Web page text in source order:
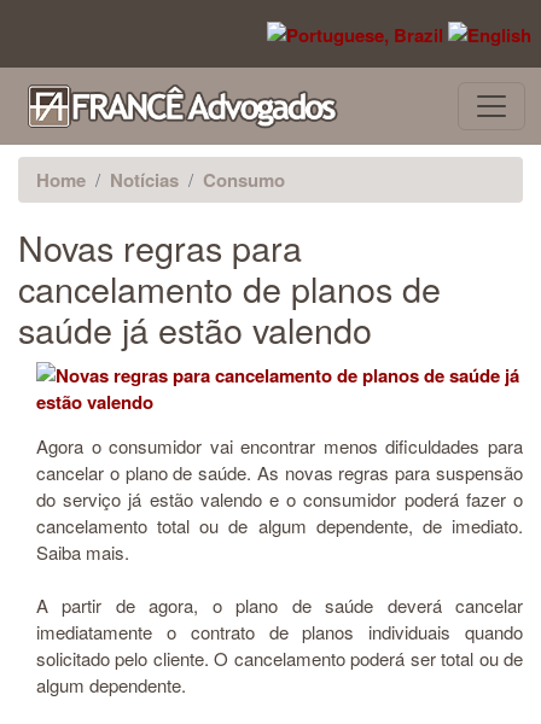
Home Notícias Consumo
Novas regras para
cancelamento de planos de
saúde já estão valendo
Agora o consumidor vai encontrar menos dificuldades para
cancelar o plano de saúde. As novas regras para suspensão
do serviço já estão valendo e o consumidor poderá fazer o
cancelamento total ou de algum dependente, de imediato.
Saiba mais.
A partir de agora, o plano de saúde deverá cancelar
imediatamente o contrato de planos individuais quando
solicitado pelo cliente. O cancelamento poderá ser total ou de
algum dependente.